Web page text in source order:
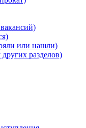
или нашли)
разделов)